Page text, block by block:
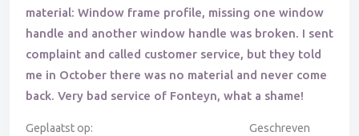
material: Window frame profile, missing one window
handle and another window handle was broken. I sent
complaint and called customer service, but they told
me in October there was no material and never come
back. Very bad service of Fonteyn, what a shame!
Geplaatst op:
Geschreven